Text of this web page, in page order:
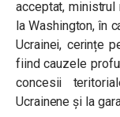
acceptat, ministrul
la Washington, în
Ucrainei, cerințe
fiind cauzele
concesii
Ucrainene și la